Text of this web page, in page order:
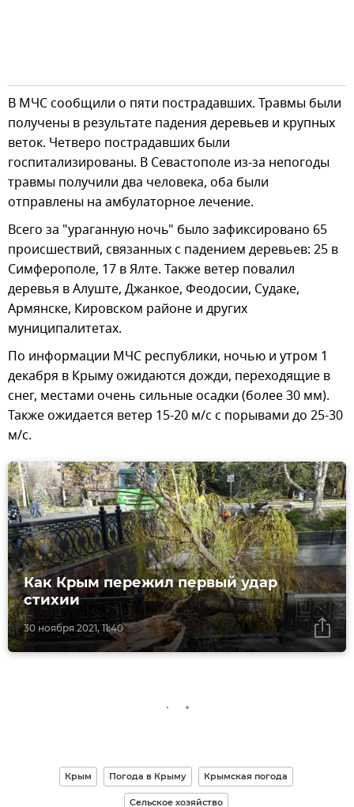
В МЧС сообщили о пяти пострадавших. Травмы были
получены в результате падения деревьев и крупных
веток. Четверо пострадавших были
госпитализированы. В Севастополе из-за непогоды
травмы получили два человека, оба были
отправлены на амбулаторное лечение.
Всего за "ураганную ночь" было зафиксировано 65
происшествий, связанных с падением деревьев: 25 в
Симферополе, 17 в Ялте. Также ветер повалил
деревья в Алуште, Джанкое, Феодосии, Судаке,
Армянске, Кировском районе и других
муниципалитетах.
По информации МЧС республики, ночью и утром 1
декабря в Крыму ожидаются дожди, переходящие в
снег, местами очень сильные осадки (более 30 мм).
Также ожидается ветер 15-20 м/с с порывами до 25-30
м/с.
30 ноября 2021, 11:40
Как Крым пережил первый удар
стихии
Крым Погода в Крыму Крымская погода
Сельское хозяйство